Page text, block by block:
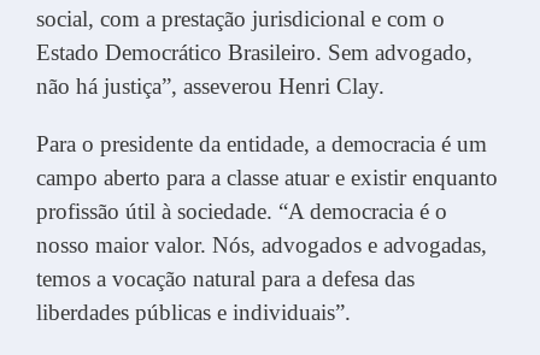
social, com a prestação jurisdicional e com o
Estado Democrático Brasileiro. Sem advogado,
não há justiça”, asseverou Henri Clay.
Para o presidente da entidade, a democracia é um
campo aberto para a classe atuar e existir enquanto
profissão útil à sociedade. “A democracia é o
nosso maior valor. Nós, advogados e advogadas,
temos a vocação natural para a defesa das
liberdades públicas e individuais”.